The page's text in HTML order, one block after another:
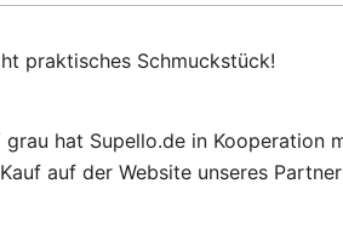
praktisches Schmuckstück!
hat Supello.de in
auf der Website unseres